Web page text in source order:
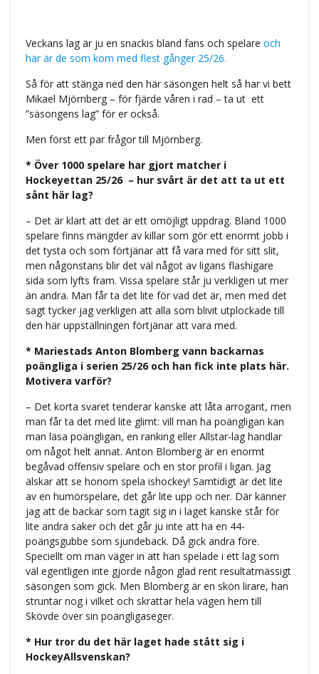
Veckans lag är ju en snackis bland fans och spelare och
här är de som kom med flest gånger 25/26.
Så för att stänga ned den här säsongen helt så har vi bett
Mikael Mjörnberg – för fjärde våren i rad – ta ut ett
”säsongens lag” för er också.
Men först ett par frågor till Mjörnberg.
* Över 1000 spelare har gjort matcher i
Hockeyettan 25/26 – hur svårt är det att ta ut ett
sånt här lag?
– Det är klart att det är ett omöjligt uppdrag. Bland 1000
spelare finns mängder av killar som gör ett enormt jobb i
det tysta och som förtjänar att få vara med för sitt slit,
men någonstans blir det väl något av ligans flashigare
sida som lyfts fram. Vissa spelare står ju verkligen ut mer
än andra. Man får ta det lite för vad det är, men med det
sagt tycker jag verkligen att alla som blivit utplockade till
den här uppställningen förtjänar att vara med.
* Mariestads Anton Blomberg vann backarnas
poängliga i serien 25/26 och han fick inte plats här.
Motivera varför?
– Det korta svaret tenderar kanske att låta arrogant, men
man får ta det med lite glimt: vill man ha poängligan kan
man läsa poängligan, en ranking eller Allstar-lag handlar
om något helt annat. Anton Blomberg är en enormt
begåvad offensiv spelare och en stor profil i ligan. Jag
älskar att se honom spela ishockey! Samtidigt är det lite
av en humörspelare, det går lite upp och ner. Där känner
jag att de backar som tagit sig in i laget kanske står för
lite andra saker och det går ju inte att ha en 44-
poängsgubbe som sjundeback. Då gick andra före.
Speciellt om man väger in att han spelade i ett lag som
väl egentligen inte gjorde någon glad rent resultatmässigt
säsongen som gick. Men Blomberg är en skön lirare, han
struntar nog i vilket och skrattar hela vägen hem till
Skövde över sin poängligaseger.
* Hur tror du det här laget hade stått sig i
HockeyAllsvenskan?